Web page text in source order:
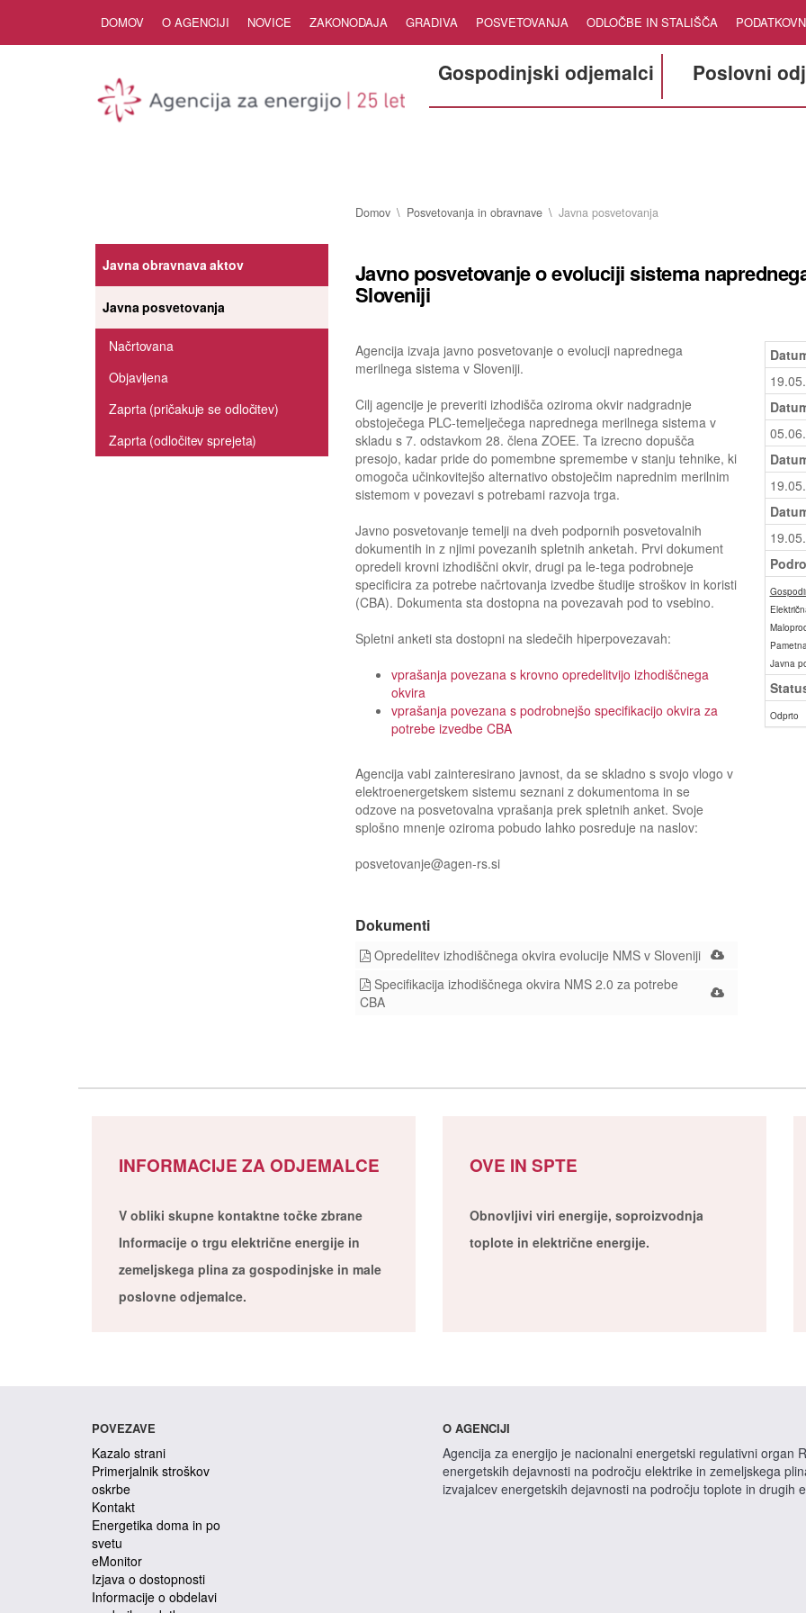
DOMOV O AGENCIJI NOVICE ZAKONODAJA GRADIVA POSVETOVANJA ODLOČBE IN STALIŠČA
Gospodinjski odjemalci Poslovni
Domov Posvetovanja in obravnave Javna posvetovanja
Javna obravnava aktov
Javna posvetovanja
Načrtovana
Objavljena
Zaprta (pričakuje se odločitev)
Zaprta (odločitev sprejeta)
Javno posvetovanje o evoluciji sistema
Sloveniji
Agencija izvaja javno posvetovanje o evolucji naprednega
merilnega sistema v Sloveniji.
Cilj agencije je preveriti izhodišča oziroma okvir nadgradnje
obstoječega PLC-temelječega naprednega merilnega sistema v
skladu s 7. odstavkom 28. člena ZOEE. Ta izrecno dopušča
presojo, kadar pride do pomembne spremembe v stanju tehnike, ki
omogoča učinkovitejšo alternativo obstoječim naprednim merilnim
sistemom v povezavi s potrebami razvoja trga.
Javno posvetovanje temelji na dveh podpornih posvetovalnih
dokumentih in z njimi povezanih spletnih anketah. Prvi dokument
opredeli krovni izhodiščni okvir, drugi pa le-tega podrobneje
specificira za potrebe načrtovanja izvedbe študije stroškov in koristi
(CBA). Dokumenta sta dostopna na povezavah pod to vsebino.
Spletni anketi sta dostopni na sledečih hiperpovezavah:
vprašanja povezana s krovno opredelitvijo izhodiščnega
okvira
vprašanja povezana s podrobnejšo specifikacijo okvira za
potrebe izvedbe CBA
Agencija vabi zainteresirano javnost, da se skladno s svojo vlogo v
elektroenergetskem sistemu seznani z dokumentoma in se
odzove na posvetovalna vprašanja prek spletnih anket. Svoje
splošno mnenje oziroma pobudo lahko posreduje na naslov:
posvetovanje@agen-rs.si
Dokumenti
Opredelitev izhodiščnega okvira evolucije NMS v Sloveniji
Specifikacija izhodiščnega okvira NMS 2.0 za potrebe
CBA
Javna
Odprto
INFORMACIJE ZA ODJEMALCE
V obliki skupne kontaktne točke zbrane
Informacije o trgu električne energije in
zemeljskega plina za gospodinjske in male
poslovne odjemalce.
OVE IN SPTE
Obnovljivi viri energije, soproizvodnja
toplote in električne energije.
POVEZAVE
Kazalo strani
Primerjalnik stroškov
oskrbe
Kontakt
Energetika doma in po
svetu
eMonitor
Izjava o dostopnosti
Informacije o obdelavi
O AGENCIJI
Agencija za energijo je nacionalni energetski regulativni organ
energetskih dejavnosti na področju elektrike in zemeljskega
izvajalcev energetskih dejavnosti na področju toplote in drugih